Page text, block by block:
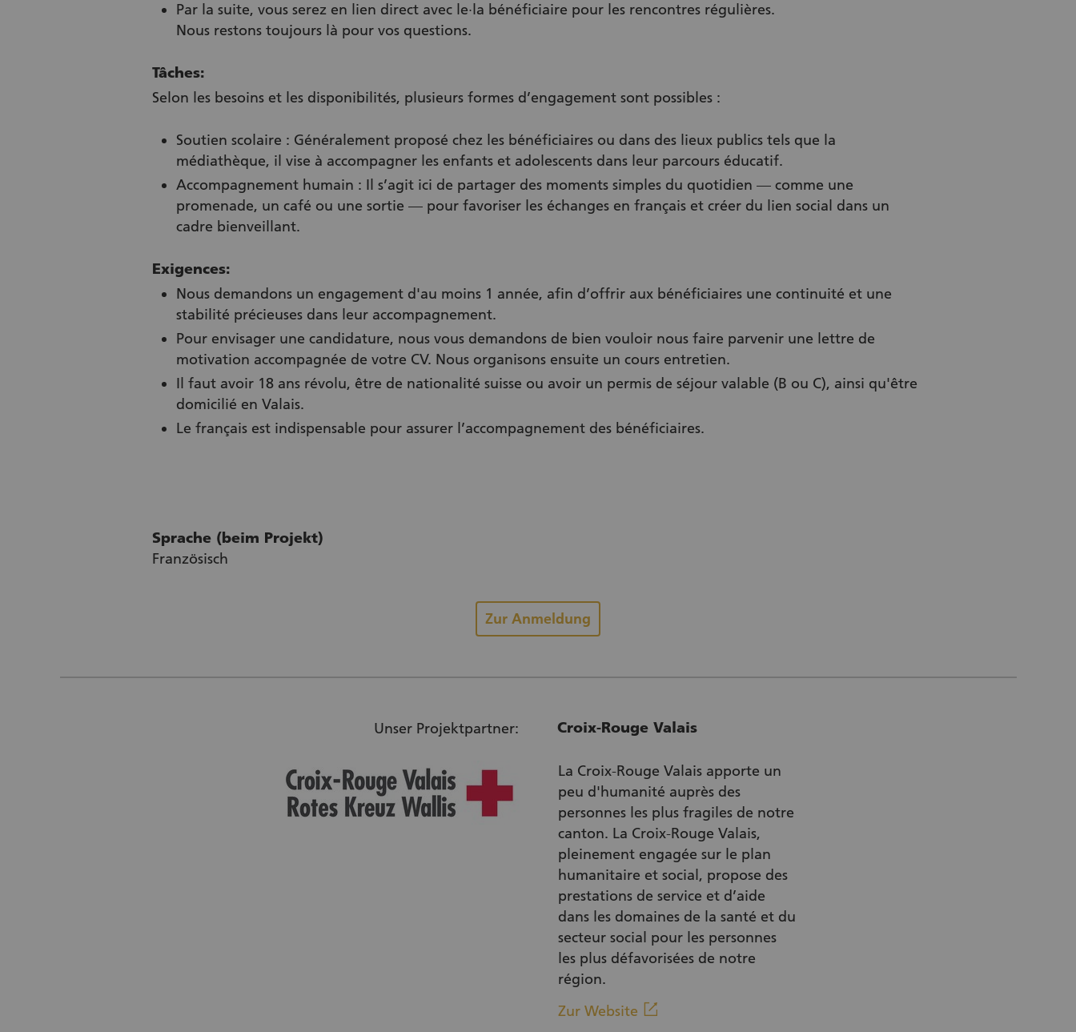
Par la suite, vous serez en lien direct avec le·la bénéficiaire pour les rencontres régulières.
Nous restons toujours là pour vos questions.
Tâches:
Selon les besoins et les disponibilités, plusieurs formes d’engagement sont possibles :
Soutien scolaire : Généralement proposé chez les bénéficiaires ou dans des lieux publics tels que la
médiathèque, il vise à accompagner les enfants et adolescents dans leur parcours éducatif.
Accompagnement humain : Il s’agit ici de partager des moments simples du quotidien — comme une
promenade, un café ou une sortie — pour favoriser les échanges en français et créer du lien social dans un
cadre bienveillant.
Exigences:
Nous demandons un engagement d'au moins 1 année, afin d’offrir aux bénéficiaires une continuité et une
stabilité précieuses dans leur accompagnement.
Pour envisager une candidature, nous vous demandons de bien vouloir nous faire parvenir une lettre de
motivation accompagnée de votre CV. Nous organisons ensuite un cours entretien.
Il faut avoir 18 ans révolu, être de nationalité suisse ou avoir un permis de séjour valable (B ou C), ainsi qu'être
domicilié en Valais.
Le français est indispensable pour assurer l’accompagnement des bénéficiaires.
Sprache (beim Projekt)
Französisch
Zur Anmeldung
Unser Projektpartner: Croix-Rouge Valais
La Croix-Rouge Valais apporte un
peu d'humanité auprès des
personnes les plus fragiles de notre
canton. La Croix-Rouge Valais,
pleinement engagée sur le plan
humanitaire et social, propose des
prestations de service et d’aide
dans les domaines de la santé et du
secteur social pour les personnes
les plus défavorisées de notre
région.
Zur Website linkout